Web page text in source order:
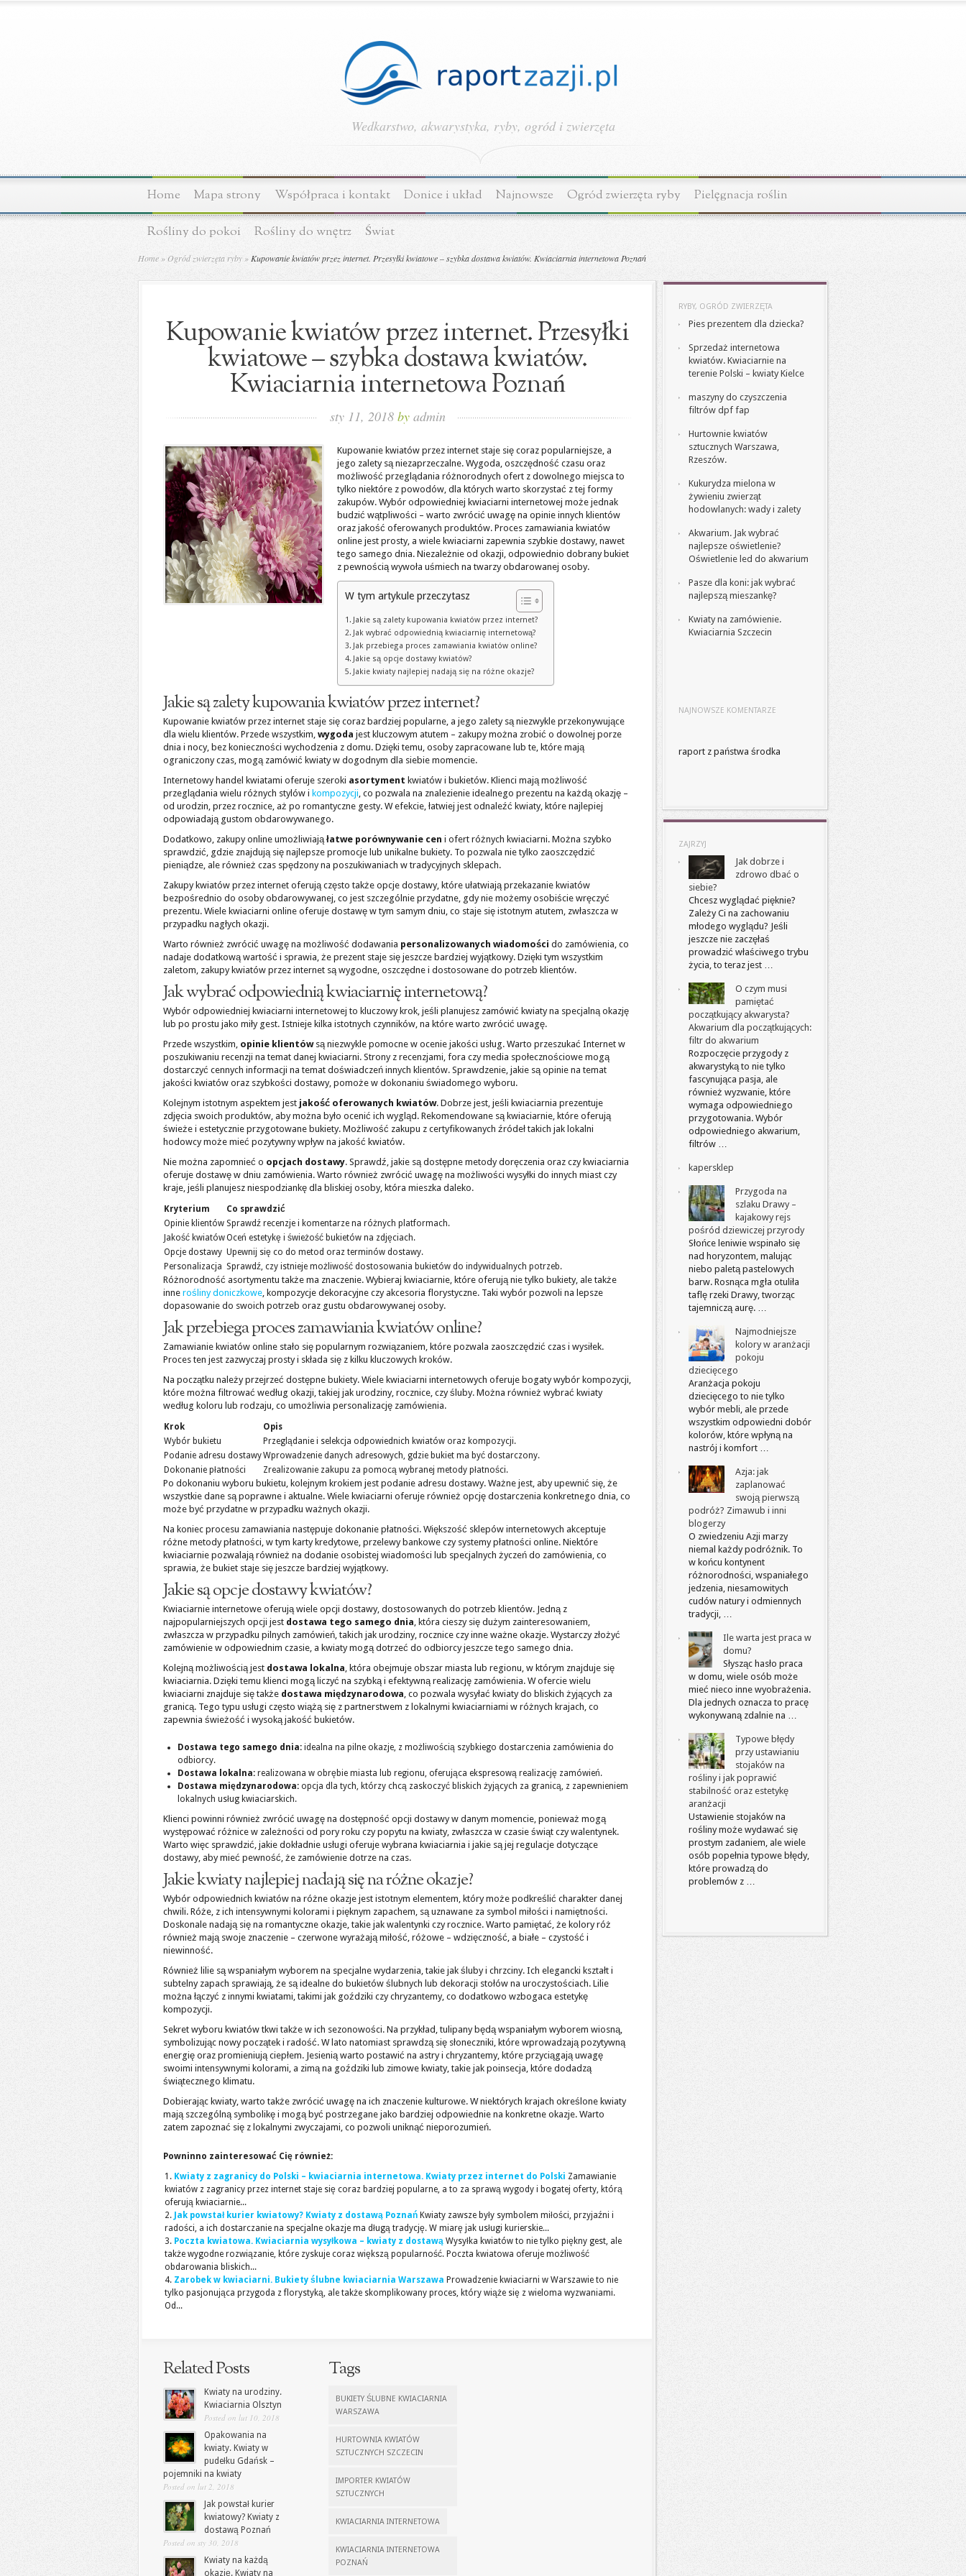
Wedkarstwo, akwarystyka, ryby, ogród i zwierzęta
Home Mapa strony Współpraca i kontakt Donice i układ Najnowsze Ogród zwierzęta ryby Pielęgnacja roślin
Rośliny do pokoi Rośliny do wnętrz Świat
Home » Ogród zwierzęta ryby » Kupowanie kwiatów przez internet. Przesyłki kwiatowe – szybka dostawa kwiatów. Kwiaciarnia internetowa Poznań
Kupowanie kwiatów przez internet. Przesyłki
kwiatowe – szybka dostawa kwiatów.
Kwiaciarnia internetowa Poznań
sty 11, 2018 by admin
Kupowanie kwiatów przez internet staje się coraz popularniejsze, a
jego zalety są niezaprzeczalne. Wygoda, oszczędność czasu oraz
możliwość przeglądania różnorodnych ofert z dowolnego miejsca to
tylko niektóre z powodów, dla których warto skorzystać z tej formy
zakupów. Wybór odpowiedniej kwiaciarni internetowej może jednak
budzić wątpliwości – warto zwrócić uwagę na opinie innych klientów
oraz jakość oferowanych produktów. Proces zamawiania kwiatów
online jest prosty, a wiele kwiaciarni zapewnia szybkie dostawy, nawet
tego samego dnia. Niezależnie od okazji, odpowiednio dobrany bukiet
z pewnością wywoła uśmiech na twarzy obdarowanej osoby.
W tym artykule przeczytasz
Jakie są zalety kupowania kwiatów przez internet?
Jak wybrać odpowiednią kwiaciarnię internetową?
Jak przebiega proces zamawiania kwiatów online?
Jakie są opcje dostawy kwiatów?
Jakie kwiaty najlepiej nadają się na różne okazje?
Jakie są zalety kupowania kwiatów przez internet?
Kupowanie kwiatów przez internet staje się coraz bardziej popularne, a jego zalety są niezwykle przekonywujące
dla wielu klientów. Przede wszystkim, wygoda jest kluczowym atutem – zakupy można zrobić o dowolnej porze
dnia i nocy, bez konieczności wychodzenia z domu. Dzięki temu, osoby zapracowane lub te, które mają
ograniczony czas, mogą zamówić kwiaty w dogodnym dla siebie momencie.
Internetowy handel kwiatami oferuje szeroki asortyment kwiatów i bukietów. Klienci mają możliwość
przeglądania wielu różnych stylów i kompozycji, co pozwala na znalezienie idealnego prezentu na każdą okazję –
od urodzin, przez rocznice, aż po romantyczne gesty. W efekcie, łatwiej jest odnaleźć kwiaty, które najlepiej
odpowiadają gustom obdarowywanego.
Dodatkowo, zakupy online umożliwiająłatwe porównywanie cen i ofert różnych kwiaciarni. Można szybko
sprawdzić, gdzie znajdują się najlepsze promocje lub unikalne bukiety. To pozwala nie tylko zaoszczędzić
pieniądze, ale również czas spędzony na poszukiwaniach w tradycyjnych sklepach.
Zakupy kwiatów przez internet oferują często także opcje dostawy, które ułatwiają przekazanie kwiatów
bezpośrednio do osoby obdarowywanej, co jest szczególnie przydatne, gdy nie możemy osobiście wręczyć
prezentu. Wiele kwiaciarni online oferuje dostawę w tym samym dniu, co staje się istotnym atutem, zwłaszcza w
przypadku nagłych okazji.
Warto również zwrócić uwagę na możliwość dodawania personalizowanych wiadomości do zamówienia, co
nadaje dodatkową wartość i sprawia, że prezent staje się jeszcze bardziej wyjątkowy. Dzięki tym wszystkim
zaletom, zakupy kwiatów przez internet są wygodne, oszczędne i dostosowane do potrzeb klientów.
Jak wybrać odpowiednią kwiaciarnię internetową?
Wybór odpowiedniej kwiaciarni internetowej to kluczowy krok, jeśli planujesz zamówić kwiaty na specjalną okazję
lub po prostu jako miły gest. Istnieje kilka istotnych czynników, na które warto zwrócić uwagę.
Przede wszystkim, opinie klientówsą niezwykle pomocne w ocenie jakości usług. Warto przeszukać Internet w
poszukiwaniu recenzji na temat danej kwiaciarni. Strony z recenzjami, fora czy media społecznościowe mogą
dostarczyć cennych informacji na temat doświadczeń innych klientów. Sprawdzenie, jakie są opinie na temat
jakości kwiatów oraz szybkości dostawy, pomoże w dokonaniu świadomego wyboru.
Kolejnym istotnym aspektem jest jakość oferowanych kwiatów. Dobrze jest, jeśli kwiaciarnia prezentuje
zdjęcia swoich produktów, aby można było ocenić ich wygląd. Rekomendowane są kwiaciarnie, które oferują
świeże i estetycznie przygotowane bukiety. Możliwość zakupu z certyfikowanych źródeł takich jak lokalni
hodowcy może mieć pozytywny wpływ na jakość kwiatów.
Nie można zapomnieć o opcjach dostawy. Sprawdź, jakie są dostępne metody doręczenia oraz czy kwiaciarnia
oferuje dostawę w dniu zamówienia. Warto również zwrócić uwagę na możliwości wysyłki do innych miast czy
kraje, jeśli planujesz niespodziankę dla bliskiej osoby, która mieszka daleko.
Kryterium
Co sprawdzić
Opinie klientów Sprawdź recenzje i komentarze na różnych platformach.
Jakość kwiatówOceń estetykę i świeżość bukietów na zdjęciach.
Opcje dostawy Upewnij się co do metod oraz terminów dostawy.
Personalizacja Sprawdź, czy istnieje możliwość dostosowania bukietów do indywidualnych potrzeb.
Różnorodność asortymentu także ma znaczenie. Wybieraj kwiaciarnie, które oferują nie tylko bukiety, ale także
inne rośliny doniczkowe, kompozycje dekoracyjne czy akcesoria florystyczne. Taki wybór pozwoli na lepsze
dopasowanie do swoich potrzeb oraz gustu obdarowywanej osoby.
Jak przebiega proces zamawiania kwiatów online?
Zamawianie kwiatów online stało się popularnym rozwiązaniem, które pozwala zaoszczędzić czas i wysiłek.
Proces ten jest zazwyczaj prosty i składa się z kilku kluczowych kroków.
Na początku należy przejrzeć dostępne bukiety. Wiele kwiaciarni internetowych oferuje bogaty wybór kompozycji,
które można filtrować według okazji, takiej jak urodziny, rocznice, czy śluby. Można również wybrać kwiaty
według koloru lub rodzaju, co umożliwia personalizację zamówienia.
Krok
Opis
Wybór bukietu
Przeglądanie i selekcja odpowiednich kwiatów oraz kompozycji.
Podanie adresu dostawyWprowadzenie danych adresowych, gdzie bukiet ma być dostarczony.
Dokonanie płatności
Zrealizowanie zakupu za pomocą wybranej metody płatności.
Po dokonaniu wyboru bukietu, kolejnym krokiem jest podanie adresu dostawy. Ważne jest, aby upewnić się, że
wszystkie dane są poprawne i aktualne. Wiele kwiaciarni oferuje również opcję dostarczenia konkretnego dnia, co
może być przydatne w przypadku ważnych okazji.
Na koniec procesu zamawiania następuje dokonanie płatności. Większość sklepów internetowych akceptuje
różne metody płatności, w tym karty kredytowe, przelewy bankowe czy systemy płatności online. Niektóre
kwiaciarnie pozwalają również na dodanie osobistej wiadomości lub specjalnych życzeń do zamówienia, co
sprawia, że bukiet staje się jeszcze bardziej wyjątkowy.
Jakie są opcje dostawy kwiatów?
Kwiaciarnie internetowe oferują wiele opcji dostawy, dostosowanych do potrzeb klientów. Jedną z
najpopularniejszych opcji jest dostawa tego samego dnia, która cieszy się dużym zainteresowaniem,
zwłaszcza w przypadku pilnych zamówień, takich jak urodziny, rocznice czy inne ważne okazje. Wystarczy złożyć
zamówienie w odpowiednim czasie, a kwiaty mogą dotrzeć do odbiorcy jeszcze tego samego dnia.
Kolejną możliwością jest dostawa lokalna, która obejmuje obszar miasta lub regionu, w którym znajduje się
kwiaciarnia. Dzięki temu klienci mogą liczyć na szybką i efektywną realizację zamówienia. W ofercie wielu
kwiaciarni znajduje się także dostawa międzynarodowa, co pozwala wysyłać kwiaty do bliskich żyjących za
granicą. Tego typu usługi często wiążą się z partnerstwem z lokalnymi kwiaciarniami w różnych krajach, co
zapewnia świeżość i wysoką jakość bukietów.
Dostawa tego samego dnia: idealna na pilne okazje, z możliwością szybkiego dostarczenia zamówienia do
odbiorcy.
Dostawa lokalna: realizowana w obrębie miasta lub regionu, oferująca ekspresową realizację zamówień.
Dostawa międzynarodowa: opcja dla tych, którzy chcą zaskoczyć bliskich żyjących za granicą, z zapewnieniem
lokalnych usług kwiaciarskich.
Klienci powinni również zwrócić uwagę na dostępność opcji dostawy w danym momencie, ponieważ mogą
występować różnice w zależności od pory roku czy popytu na kwiaty, zwłaszcza w czasie świąt czy walentynek.
Warto więc sprawdzić, jakie dokładnie usługi oferuje wybrana kwiaciarnia i jakie są jej regulacje dotyczące
dostawy, aby mieć pewność, że zamówienie dotrze na czas.
Jakie kwiaty najlepiej nadają się na różne okazje?
Wybór odpowiednich kwiatów na różne okazje jest istotnym elementem, który może podkreślić charakter danej
chwili. Róże, z ich intensywnymi kolorami i pięknym zapachem, są uznawane za symbol miłości i namiętności.
Doskonale nadają się na romantyczne okazje, takie jak walentynki czy rocznice. Warto pamiętać, że kolory róż
również mają swoje znaczenie – czerwone wyrażają miłość, różowe – wdzięczność, a białe – czystość i
niewinność.
Również lilie są wspaniałym wyborem na specjalne wydarzenia, takie jak śluby i chrzciny. Ich elegancki kształt i
subtelny zapach sprawiają, że są idealne do bukietów ślubnych lub dekoracji stołów na uroczystościach. Lilie
można łączyć z innymi kwiatami, takimi jak goździki czy chryzantemy, co dodatkowo wzbogaca estetykę
kompozycji.
Sekret wyboru kwiatów tkwi także w ich sezonowości. Na przykład, tulipany będą wspaniałym wyborem wiosną,
symbolizując nowy początek i radość. W lato natomiast sprawdzą się słoneczniki, które wprowadzają pozytywną
energię oraz promieniują ciepłem. Jesienią warto postawić na astry i chryzantemy, które przyciągają uwagę
swoimi intensywnymi kolorami, a zimą na goździki lub zimowe kwiaty, takie jak poinsecja, które dodadzą
świątecznego klimatu.
Dobierając kwiaty, warto także zwrócić uwagę na ich znaczenie kulturowe. W niektórych krajach określone kwiaty
mają szczególną symbolikę i mogą być postrzegane jako bardziej odpowiednie na konkretne okazje. Warto
zatem zapoznać się z lokalnymi zwyczajami, co pozwoli uniknąć nieporozumień.
Powninno zainteresować Cię również:
Kwiaty z zagranicy do Polski – kwiaciarnia internetowa. Kwiaty przez internet do Polski Zamawianie
kwiatów z zagranicy przez internet staje się coraz bardziej popularne, a to za sprawą wygody i bogatej oferty, którą
oferują kwiaciarnie...
Jak powstał kurier kwiatowy? Kwiaty z dostawą Poznań Kwiaty zawsze były symbolem miłości, przyjaźni i
radości, a ich dostarczanie na specjalne okazje ma długą tradycję. W miarę jak usługi kurierskie...
Poczta kwiatowa. Kwiaciarnia wysyłkowa – kwiaty z dostawą Wysyłka kwiatów to nie tylko piękny gest, ale
także wygodne rozwiązanie, które zyskuje coraz większą popularność. Poczta kwiatowa oferuje możliwość
obdarowania bliskich...
Zarobek w kwiaciarni. Bukiety ślubne kwiaciarnia Warszawa Prowadzenie kwiaciarni w Warszawie to nie
tylko pasjonująca przygoda z florystyką, ale także skomplikowany proces, który wiąże się z wieloma wyzwaniami.
Od...
Related Posts
Kwiaty na urodziny.
Kwiaciarnia Olsztyn
Posted on lut 10, 2018
Opakowania na
kwiaty. Kwiaty w
pudełku Gdańsk –
pojemniki na kwiaty
Posted on lut 2, 2018
Jak powstał kurier
kwiatowy? Kwiaty z
dostawą Poznań
Posted on sty 30, 2018
Kwiaty na każdą
okazję. Kwiaty na
Tags
BUKIETY ŚLUBNE KWIACIARNIA
WARSZAWA
HURTOWNIA KWIATÓW
SZTUCZNYCH SZCZECIN
IMPORTER KWIATÓW
SZTUCZNYCH
KWIACIARNIA INTERNETOWA
KWIACIARNIA INTERNETOWA
POZNAŃ
RYBY, OGRÓD ZWIERZĘTA
Pies prezentem dla dziecka?
Sprzedaż internetowa
kwiatów. Kwiaciarnie na
terenie Polski – kwiaty Kielce
maszyny do czyszczenia
filtrów dpf fap
Hurtownie kwiatów
sztucznych Warszawa,
Rzeszów.
Kukurydza mielona w
żywieniu zwierząt
hodowlanych: wady i zalety
Akwarium. Jak wybrać
najlepsze oświetlenie?
Oświetlenie led do akwarium
Pasze dla koni: jak wybrać
najlepszą mieszankę?
Kwiaty na zamówienie.
Kwiaciarnia Szczecin
NAJNOWSZE KOMENTARZE
raport z państwa środka
ZAJRZYJ
Jak dobrze i
zdrowo dbać o
siebie?
Chcesz wyglądać pięknie?
Zależy Ci na zachowaniu
młodego wyglądu? Jeśli
jeszcze nie zaczęłaś
prowadzić właściwego trybu
życia, to teraz jest …
O czym musi
pamiętać
początkujący akwarysta?
Akwarium dla początkujących:
filtr do akwarium
Rozpoczęcie przygody z
akwarystyką to nie tylko
fascynująca pasja, ale
również wyzwanie, które
wymaga odpowiedniego
przygotowania. Wybór
odpowiedniego akwarium,
filtrów …
kapersklep
Przygoda na
szlaku Drawy –
kajakowy rejs
pośród dziewiczej przyrody
Słońce leniwie wspinało się
nad horyzontem, malując
niebo paletą pastelowych
barw. Rosnąca mgła otuliła
taflę rzeki Drawy, tworząc
tajemniczą aurę. …
Najmodniejsze
kolory w aranżacji
pokoju
dziecięcego
Aranżacja pokoju
dziecięcego to nie tylko
wybór mebli, ale przede
wszystkim odpowiedni dobór
kolorów, które wpłyną na
nastrój i komfort …
Azja: jak
zaplanować
swoją pierwszą
podróż? Zimawub i inni
blogerzy
O zwiedzeniu Azji marzy
niemal każdy podróżnik. To
w końcu kontynent
różnorodności, wspaniałego
jedzenia, niesamowitych
cudów natury i odmiennych
tradycji, …
Ile warta jest praca w
domu?
Słysząc hasło praca
w domu, wiele osób może
mieć nieco inne wyobrażenia.
Dla jednych oznacza to pracę
wykonywaną zdalnie na …
Typowe błędy
przy ustawianiu
stojaków na
rośliny i jak poprawić
stabilność oraz estetykę
aranżacji
Ustawienie stojaków na
rośliny może wydawać się
prostym zadaniem, ale wiele
osób popełnia typowe błędy,
które prowadzą do
problemów z …